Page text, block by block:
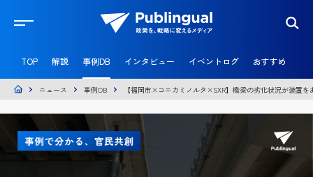
官
共
創
メ
ィ
TOP 解説 事例DB インタビュー イベントログ おすすめ
ニュース 事例DB 【福岡市×コニカミノルタ×SXR】橋梁の劣化状況が装置